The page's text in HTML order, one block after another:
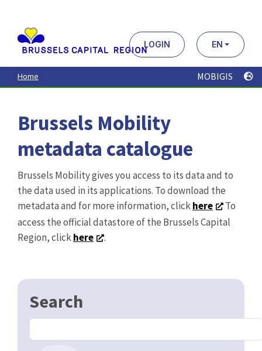
contenu
principal
LOGIN EN
Home MOBIGIS
Brussels Mobility
metadata catalogue
Brussels Mobility gives you access to its data and to
the data used in its applications. To download the
metadata and for more information, clickhere
To
access the official datastore of the Brussels Capital
Region, clickhere .
Search